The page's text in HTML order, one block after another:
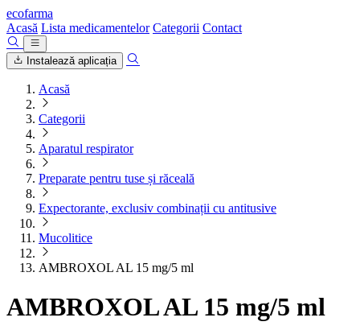
ecofarma
Acasă Lista medicamentelor Categorii Contact
Instalează aplicația
Acasă
Categorii
Aparatul respirator
Preparate pentru tuse și răceală
Expectorante, exclusiv combinații cu antitusive
Mucolitice
AMBROXOL AL 15 mg/5 ml
AMBROXOL AL 15 mg/5 ml